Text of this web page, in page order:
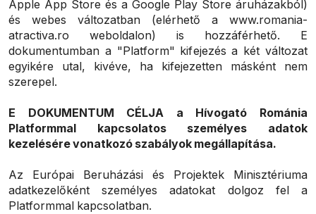
Apple App Store és a Google Play Store áruházakból)
és webes változatban (elérhető a www.romania-
atractiva.ro weboldalon) is hozzáférhető. E
dokumentumban a "Platform" kifejezés a két változat
egyikére utal, kivéve, ha kifejezetten másként nem
szerepel.
E DOKUMENTUM CÉLJA a Hívogató Románia
Platformmal kapcsolatos személyes adatok
kezelésére vonatkozó szabályok megállapítása.
Az Európai Beruházási és Projektek Minisztériuma
adatkezelőként személyes adatokat dolgoz fel a
Platformmal kapcsolatban.